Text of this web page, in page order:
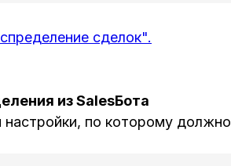
сделок".
из SalesБота
по которому должно